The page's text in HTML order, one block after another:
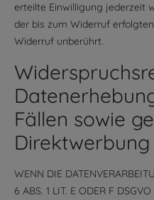
erteilte Einwilligung jederzeit
der bis zum Widerruf
Widerruf unberührt.
Fällen sowie
Direktwerbung
WENN DIE
6 ABS. 1 LIT. E ODER F